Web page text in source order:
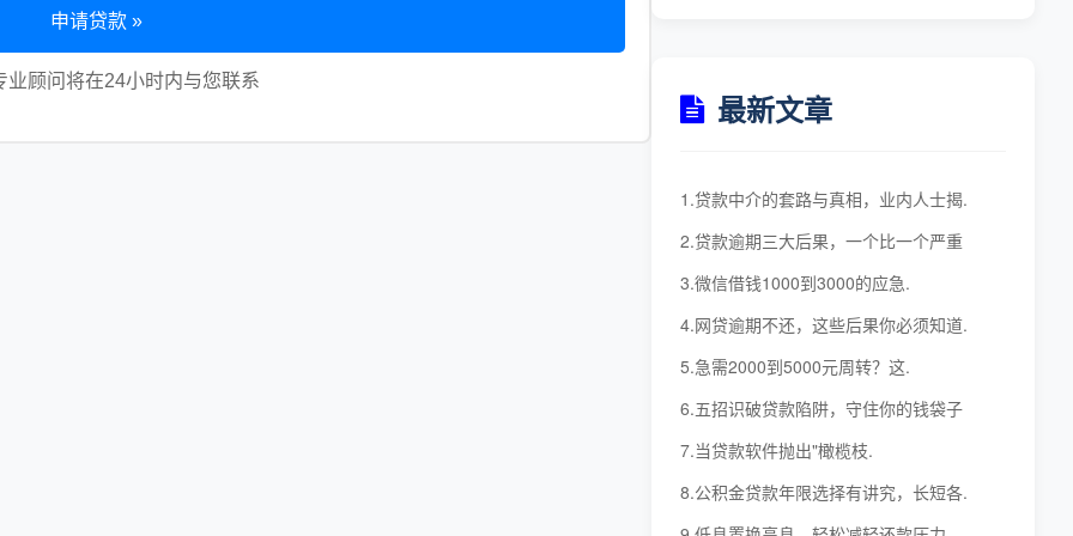
申请贷款 »
业顾问将在24小时内与您联系
最新文章
1.贷款中介的套路与真相，业内人士揭.
2.贷款逾期三大后果，一个比一个严重
3.微信借钱1000到3000的应急.
4.网贷逾期不还，这些后果你必须知道.
5.急需2000到5000元周转？这.
6.五招识破贷款陷阱，守住你的钱袋子
7.当贷款软件抛出"橄榄枝.
8.公积金贷款年限选择有讲究，长短各.